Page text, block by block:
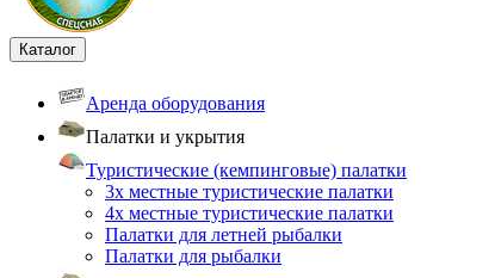
Каталог
Аренда оборудования
Палатки и укрытия
Туристические (кемпинговые) палатки
3х местные туристические палатки
4х местные туристические палатки
Палатки для летней рыбалки
Палатки для рыбалки